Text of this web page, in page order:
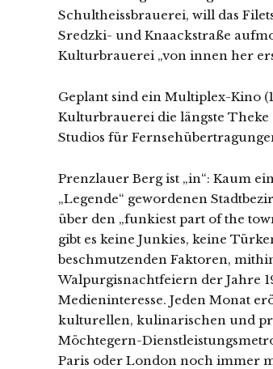
Schultheissbrauerei, will das
Sredzki- und Knaackstraße
Kulturbrauerei „von innen her
Geplant sind ein Multiplex-Kino
Kulturbrauerei die längste
Studios für
Prenzlauer Berg ist „in“: Kaum
„Legende“ gewordenen
über den „funkiest part of the
gibt es keine Junkies, keine
beschmutzenden Faktoren,
Walpurgisnachtfeiern der Jahre
Medieninteresse. Jeden Monat
kulturellen, kulinarischen und
Möchtegern-
Paris oder London noch immer